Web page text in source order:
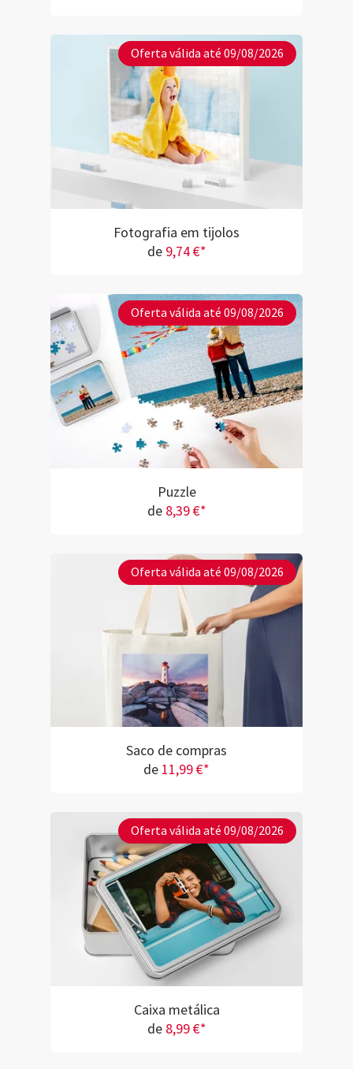
Oferta válida até 09/08/2026
Fotografia em tijolos
de 9,74 €*
Oferta válida até 09/08/2026
Puzzle
de 8,39 €*
Oferta válida até 09/08/2026
Saco de compras
de 11,99 €*
Oferta válida até 09/08/2026
Caixa metálica
de 8,99 €*